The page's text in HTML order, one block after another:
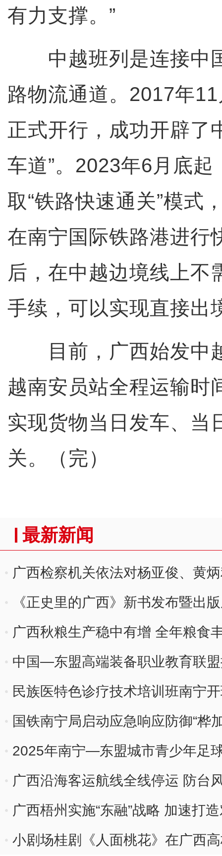
有力支撑。”
中越班列是连接中
路物流通道。2017年
正式开行，成功开辟了
车道”。2023年6月底起
取“铁路快速通关”模式
在南宁国际铁路港进行
后，在中越边境线上不
手续，可以实现直接出
目前，广西始发中
越南安员站全程运输时
实现货物当日发车、当
关。（完）
最新新闻
广西检察机关依法对杨亚俊、黄
《正史里的广西》新书发布暨出
广西秋粮生产稳中有增 全年粮食
中国—东盟高端装备职业教育联
民族医特色诊疗技术培训班南宁
国铁南宁局启动应急响应防御“桦
2025年南宁—东盟城市青少年足
广西沿海客运航线全线停运 防台
广西梧州实施“东融”战略 加速打
小剧场桂剧《人面桃花》在广西